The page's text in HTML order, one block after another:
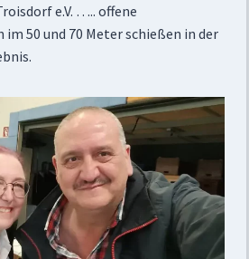
e.V. ….. offene
50 und 70 Meter schießen in der